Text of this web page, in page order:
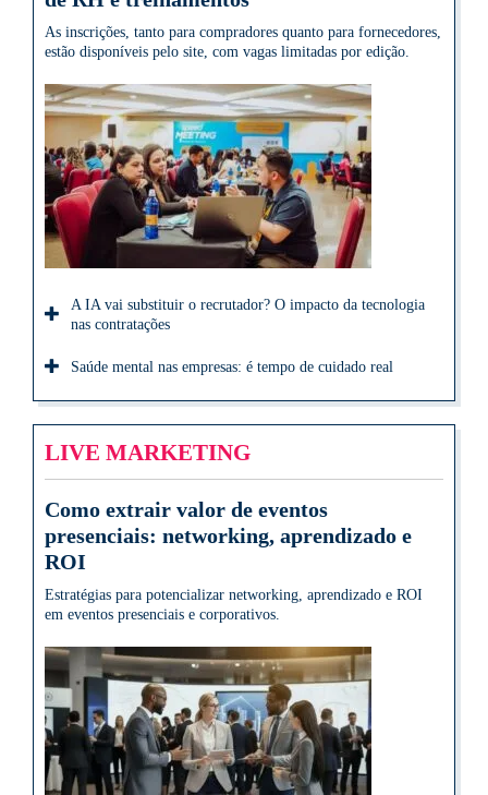
As inscrições, tanto para compradores quanto para fornecedores,
estão disponíveis pelo site, com vagas limitadas por edição.
A IA vai substituir o recrutador? O impacto da tecnologia
nas contratações
Saúde mental nas empresas: é tempo de cuidado real
LIVE MARKETING
Como extrair valor de eventos
presenciais: networking, aprendizado e
ROI
Estratégias para potencializar networking, aprendizado e ROI
em eventos presenciais e corporativos.